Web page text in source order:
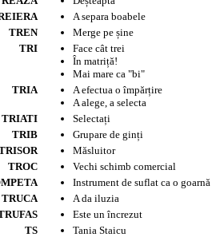
A separa boabele
TREN
Merge pe șine
TRI
Face cât trei
În matriță!
Mai mare ca "bi"
TRIA
A efectua o împărțire
A alege, a selecta
TRIATI
Selectați
TRIB
Grupare de ginți
Măsluitor
TROC
Vechi schimb comercial
Instrument de suflat ca o goarnă
TRUCA
A da iluzia
Este un încrezut
TS
Tania Staicu